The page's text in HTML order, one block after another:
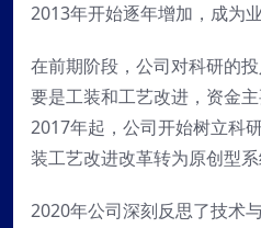
2013年开始逐年增加，成为
在前期阶段，公司对科研的
要是工装和工艺改进，资金主
2017年起，公司开始树立科
装工艺改进改革转为原创型系
2020年公司深刻反思了技术